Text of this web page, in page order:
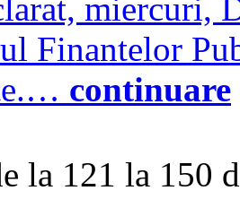
miercuri,
Finantelor
continuare
la 121 la 150